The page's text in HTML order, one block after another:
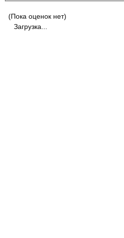
(Пока оценок нет)
Загрузка...